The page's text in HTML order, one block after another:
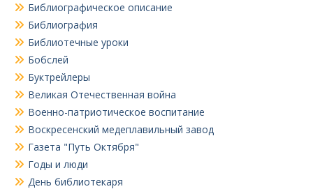
Библиографическое описание
Библиография
Библиотечные уроки
Бобслей
Буктрейлеры
Великая Отечественная война
Военно-патриотическое воспитание
Воскресенский медеплавильный завод
Газета "Путь Октября"
Годы и люди
День библиотекаря